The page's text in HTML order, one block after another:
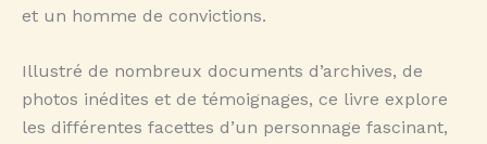
et un homme de convictions.
Illustré de nombreux documents d’archives, de
photos inédites et de témoignages, ce livre explore
les différentes facettes d’un personnage fascinant,